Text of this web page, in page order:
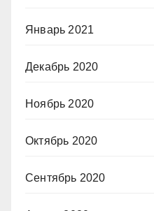
Январь 2021
Декабрь 2020
Ноябрь 2020
Октябрь 2020
Сентябрь 2020